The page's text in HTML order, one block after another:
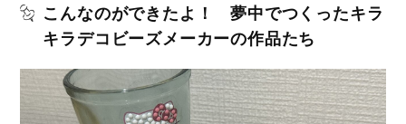
こんなのができたよ！ 夢中でつくったキラ
キラデコビーズメーカーの作品たち